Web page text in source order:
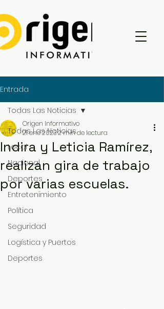
Entrada
Todas Las Noticias
Local
Nacional
Deportes
Entretenimiento
Política
Seguridad
Logística y Puertos
Deportes
Todas Las Noticias
Indira y Leticia Ramírez,
realizan gira de trabajo
por varias escuelas.
Origen Informativo
21 ene 20232 min de lectura